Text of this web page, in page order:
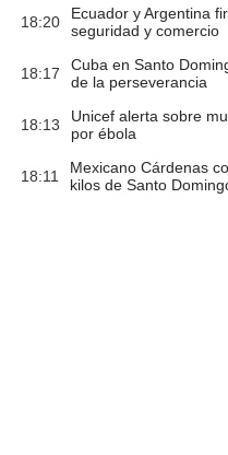
18:20
Ecuador y Argentina
seguridad y comercio
18:17
Cuba en Santo
de la perseverancia
18:13
Unicef alerta sobre
por ébola
18:11
Mexicano Cárdenas
kilos de Santo